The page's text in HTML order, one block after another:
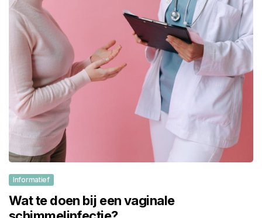
Informatief
Wat te doen bij een vaginale